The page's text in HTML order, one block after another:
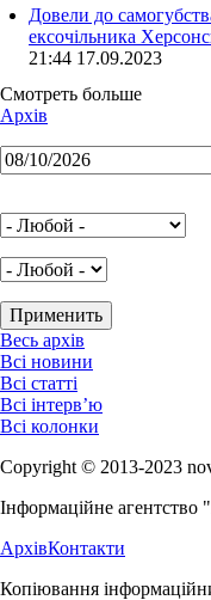
Довели до
ексочільника
21:44 17.09.2023
Смотреть больше
Архів
Весь архів
Всі новини
Всі статті
Всі інтерв’ю
Всі колонки
Copyright © 2013-2023
Інформаційне
АрхівКонтакти
Копіювання